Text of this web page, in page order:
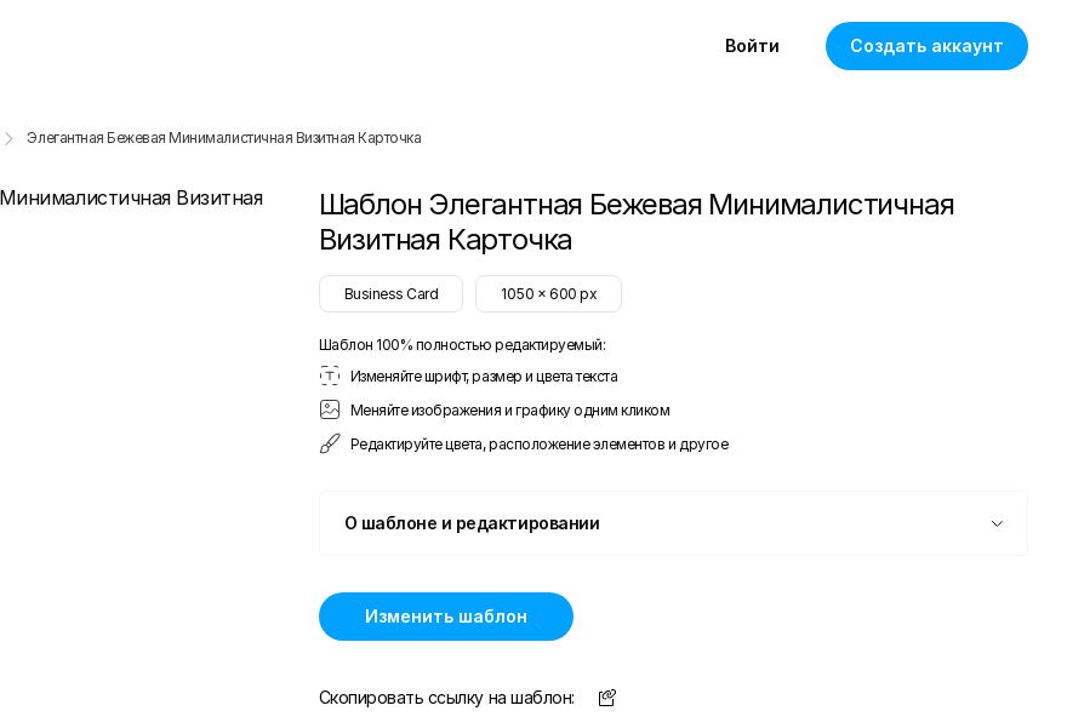
Войти Создать аккаунт
Элегантная Бежевая Минималистичная Визитная Карточка
Шаблон Элегантная Бежевая Минималистичная
Визитная Карточка
Business Card 1050 x600 px
Шаблон 100% полностью редактируемый:
Изменяйте шрифт, размер и цвета текста
Меняйте изображения и графику одним кликом
Редактируйте цвета, расположение элементов и другое
О шаблоне и редактировании
Изменить шаблон
Скопировать ссылку на шаблон: